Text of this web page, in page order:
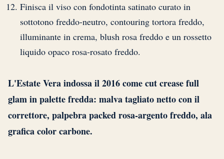
Finisca il viso con fondotinta satinato curato in
sottotono freddo-neutro, contouring tortora freddo,
illuminante in crema, blush rosa freddo e un rossetto
liquido opaco rosa-rosato freddo.
L'Estate Vera indossa il 2016 come cut crease full
glam in palette fredda: malva tagliato netto con il
correttore, palpebra packed rosa-argento freddo, ala
grafica color carbone.